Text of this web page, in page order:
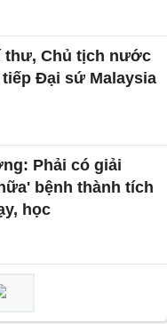
thư, Chủ tịch nước
tiếp Đại sứ Malaysia
Phải có giải
bệnh thành tích
học